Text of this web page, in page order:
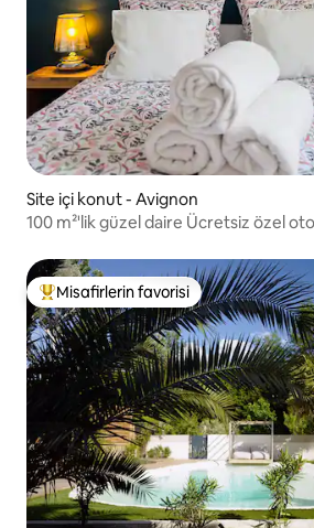
Site içi konut - Avignon
100 m²'lik güzel daire Ücretsiz özel
Misafirlerin favorilerinden en
Misafirlerin favorisi